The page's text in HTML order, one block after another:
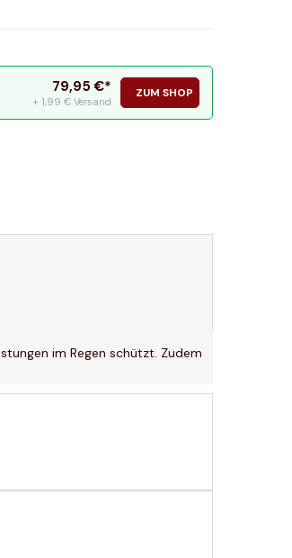
79,95 €*
+ 1,99 € Versand
ZUM SHOP
im Regen schützt. Zudem